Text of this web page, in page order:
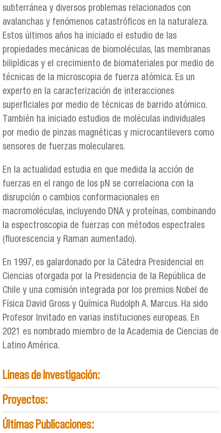
subterránea y diversos problemas relacionados con
avalanchas y fenómenos catastróficos en la naturaleza.
Estos últimos años ha iniciado el estudio de las
propiedades mecánicas de biomoléculas, las membranas
bilipídicas y el crecimiento de biomateriales por medio de
técnicas de la microscopia de fuerza atómica. Es un
experto en la caracterización de interacciones
superficiales por medio de técnicas de barrido atómico.
También ha iniciado estudios de moléculas individuales
por medio de pinzas magnéticas y microcantilevers como
sensores de fuerzas moleculares.
En la actualidad estudia en que medida la acción de
fuerzas en el rango de los pN se correlaciona con la
disrupción o cambios conformacionales en
macromoléculas, incluyendo DNA y proteínas, combinando
la espectroscopia de fuerzas con métodos espectrales
(fluorescencia y Raman aumentado).
En 1997, es galardonado por la Cátedra Presidencial en
Ciencias otorgada por la Presidencia de la República de
Chile y una comisión integrada por los premios Nobel de
Física David Gross y Química Rudolph A. Marcus. Ha sido
Profesor Invitado en varias instituciones europeas. En
2021 es nombrado miembro de la Academia de Ciencias de
Latino América.
Lineas de Investigación:
Proyectos:
Últimas Publicaciones: